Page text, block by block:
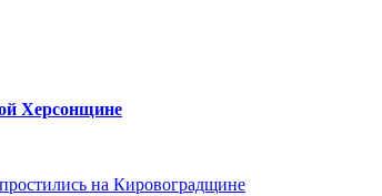
Херсонщине
на Кировоградщине